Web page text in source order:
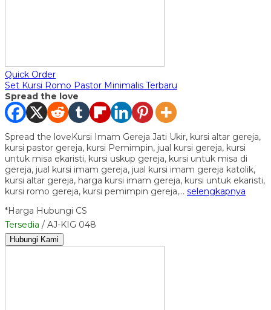
Quick Order
Set Kursi Romo Pastor Minimalis Terbaru
Spread the love
Spread the loveKursi Imam Gereja Jati Ukir, kursi altar gereja,
kursi pastor gereja, kursi Pemimpin, jual kursi gereja, kursi
untuk misa ekaristi, kursi uskup gereja, kursi untuk misa di
gereja, jual kursi imam gereja, jual kursi imam gereja katolik,
kursi altar gereja, harga kursi imam gereja, kursi untuk ekaristi,
kursi romo gereja, kursi pemimpin gereja,… selengkapnya
*Harga Hubungi CS
Tersedia / AJ-KIG 048
Hubungi Kami